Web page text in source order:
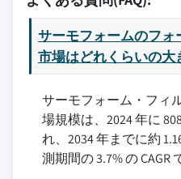
10.3 欧州
10.3.1 ドイツ
10.3.2 英国
10.3.3 フランス
10.3.4 イタリア
10.3.5 スペイン
10.4 アジア太平洋
10.4.1 中国
11.3 Barry-Wehmiller
11.4 Bosch Packaging
11.5 Coesia Group
11.6 DS Smith
11.7 Huhtamaki Oyj
11.8 Mondi Group
11.9 Paccor
11.10 Placon
サーモフォームのフ
市場はどれくらいの大
サーモフォーム・フィ
場規模は、2024 年に
れ、2034 年までに約
測期間の 3.7% の CAGR